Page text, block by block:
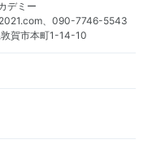
デミー
、090-7746-5543
賀市本町1-14-10